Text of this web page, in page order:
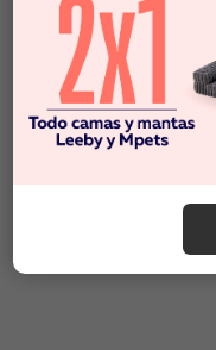
$40.990
Este producto no está
disponible